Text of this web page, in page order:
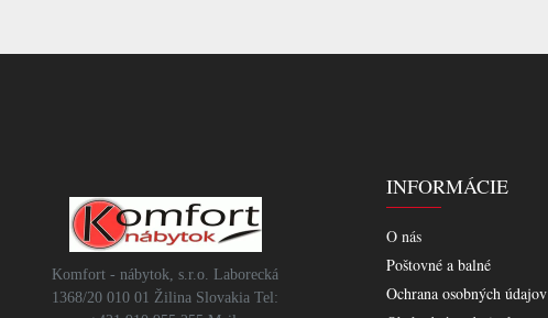
Komfort - nábytok, s.r.o. Laborecká
1368/20 010 01 Žilina Slovakia Tel:
INFORMÁCIE
O nás
Poštovné a balné
Ochrana osobných údajov